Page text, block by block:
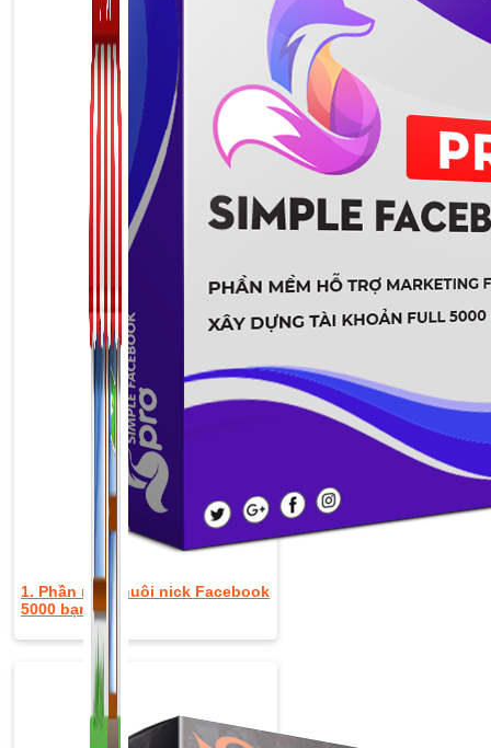
Zalo Marketing
104 bài viết
New
1. Phần mềm nuôi nick Facebook
5000 bạn bè